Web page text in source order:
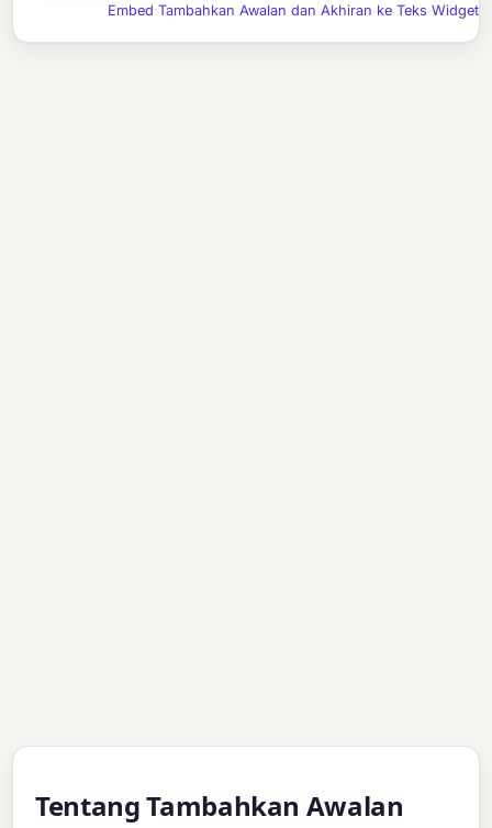
Embed Tambahkan Awalan dan Akhiran ke Teks Widget
Tentang Tambahkan Awalan